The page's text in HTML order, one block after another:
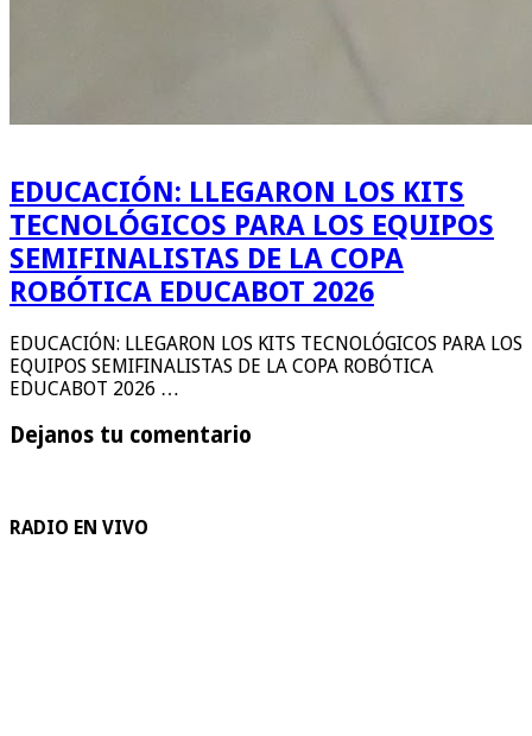
EDUCACIÓN: LLEGARON LOS KITS
TECNOLÓGICOS PARA LOS EQUIPOS
SEMIFINALISTAS DE LA COPA
ROBÓTICA EDUCABOT 2026
EDUCACIÓN: LLEGARON LOS KITS TECNOLÓGICOS PARA LOS
EQUIPOS SEMIFINALISTAS DE LA COPA ROBÓTICA
EDUCABOT 2026 …
Dejanos tu comentario
RADIO EN VIVO